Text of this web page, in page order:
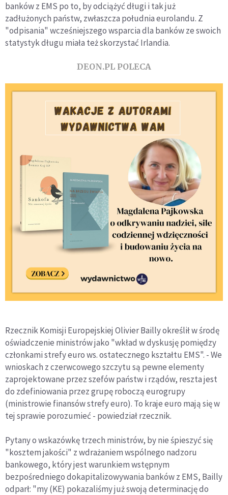
banków z EMS po to, by odciążyć długi i tak już
zadłużonych państw, zwłaszcza południa eurolandu. Z
"odpisania" wcześniejszego wsparcia dla banków ze swoich
statystyk długu miała też skorzystać Irlandia.
DEON.PL POLECA
Rzecznik Komisji Europejskiej Olivier Bailly określił w środę
oświadczenie ministrów jako "wkład w dyskusję pomiędzy
członkami strefy euro ws. ostatecznego kształtu EMS". - We
wnioskach z czerwcowego szczytu są pewne elementy
zaprojektowane przez szefów państw i rządów, reszta jest
do zdefiniowania przez grupę roboczą eurogrupy
(ministrowie finansów strefy euro). To kraje euro mają się w
tej sprawie porozumieć - powiedział rzecznik.
Pytany o wskazówkę trzech ministrów, by nie śpieszyć się
"kosztem jakości" z wdrażaniem wspólnego nadzoru
bankowego, który jest warunkiem wstępnym
bezpośredniego dokapitalizowywania banków z EMS, Bailly
odparł: "my (KE) pokazaliśmy już swoją determinację do